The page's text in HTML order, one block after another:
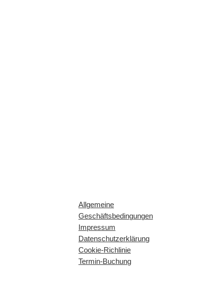
Allgemeine
Geschäftsbedingungen
Impressum
Datenschutzerklärung
Cookie-Richlinie
Termin-Buchung